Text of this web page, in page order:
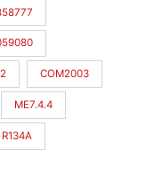
COM2003
ME7.4.4
R134A